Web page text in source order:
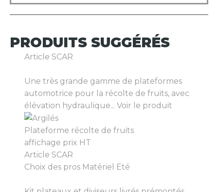
PRODUITS SUGGÉRÉS
Article SCAR
Une très grande gamme de plateformes
automotrice pour la récolte de fruits, avec
élévation hydraulique... Voir le produit
Plateforme récolte de fruits
affichage prix HT
Article SCAR
Choix des pros Matériel Eté